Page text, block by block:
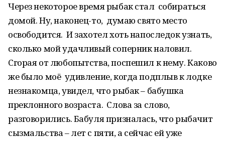
Через некоторое время рыбак стал собираться
домой. Ну, наконец-то, думаю свято место
освободится. И захотел хоть напоследок узнать,
сколько мой удачливый соперник наловил.
Сгорая от любопытства, поспешил к нему. Каково
же было моё удивление, когда подплыв к лодке
незнакомца, увидел, что рыбак – бабушка
преклонного возраста. Слова за слово,
разговорились. Бабуля призналась, что рыбачит
сызмальства – лет с пяти, а сейчас ей уже